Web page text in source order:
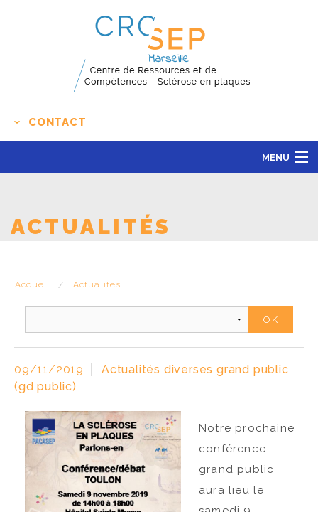
CONTACT
MENU
ACTUALITÉS
Accueil Actualités
09/11/2019
Actualités diverses grand public
(gd public)
Notre prochaine
conférence
grand public
aura lieu le